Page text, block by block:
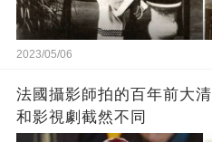
2023/05/06
法國攝影師拍的百年前大
和影視劇截然不同